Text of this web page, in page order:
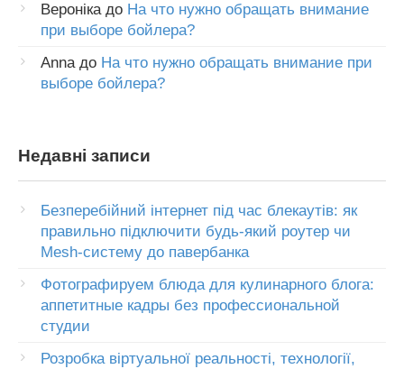
Веронікадо На что нужно обращать внимание
при выборе бойлера?
Annaдо На что нужно обращать внимание при
выборе бойлера?
Недавні записи
Безперебійний інтернет під час блекаутів: як
правильно підключити будь-який роутер чи
Mesh-систему до павербанка
Фотографируем блюда для кулинарного блога:
аппетитные кадры без профессиональной
студии
Розробка віртуальної реальності, технології,